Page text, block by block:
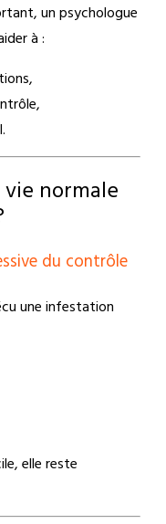
un psychologue
à :
normale
du contrôle
une infestation
elle reste